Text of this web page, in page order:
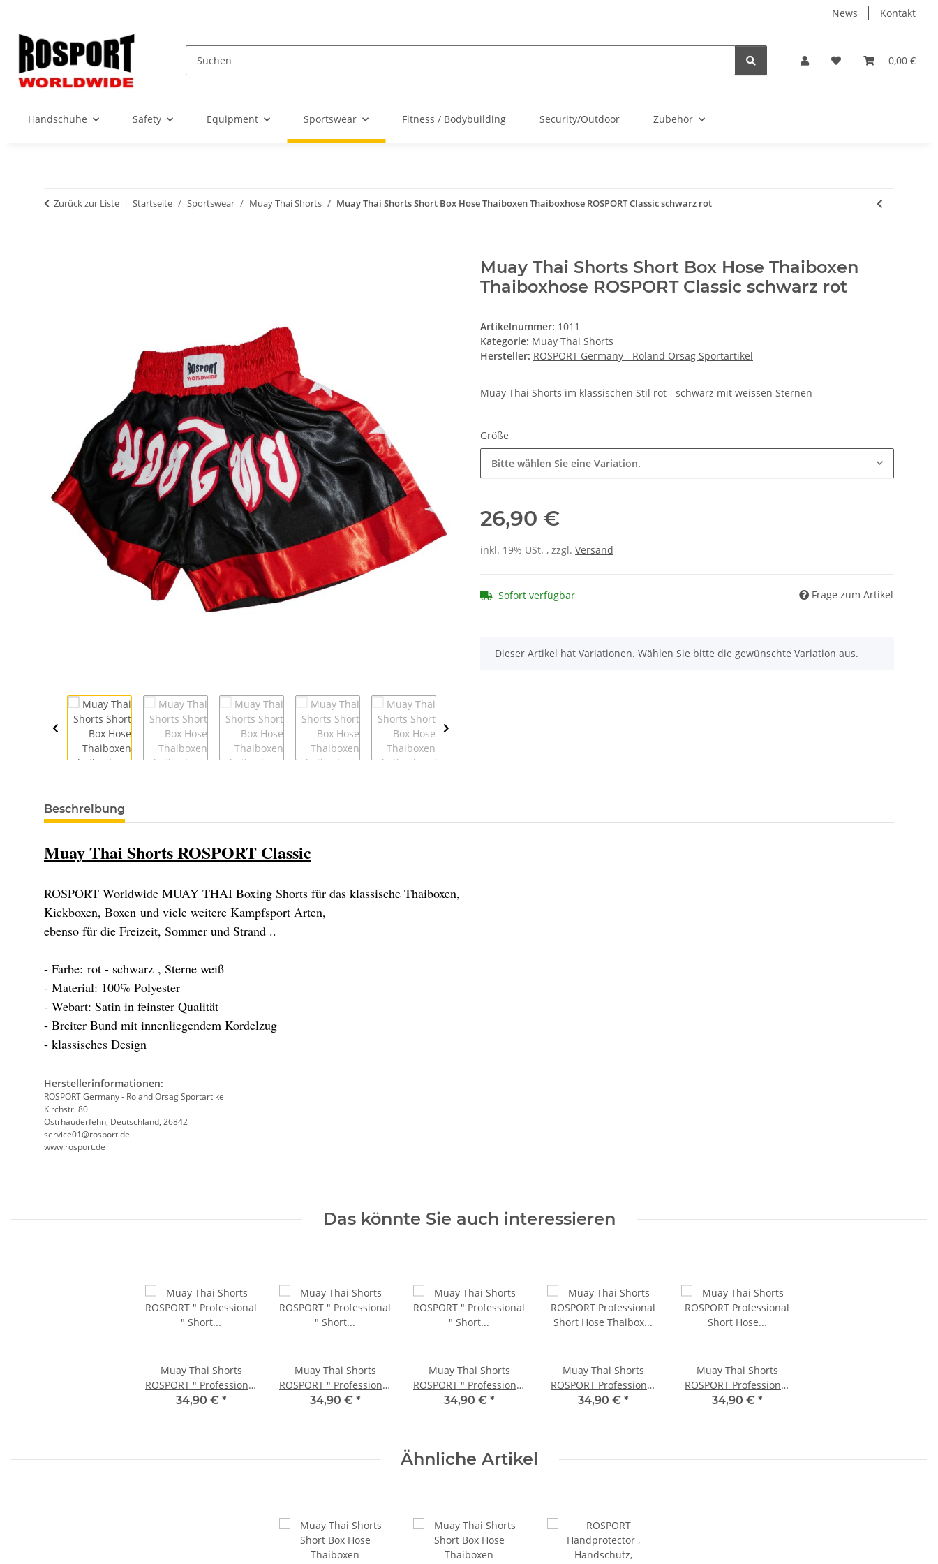
News Kontakt
0,00 €
Handschuhe Safety Equipment Sportswear Fitness / Bodybuilding Security/Outdoor Zubehör
Zurück zur Liste Startseite Sportswear Muay Thai Shorts Muay Thai Shorts Short Box Hose Thaiboxen Thaiboxhose ROSPORT Classic schwarz rot
Muay Thai Shorts Short Box Hose Thaiboxen
Thaiboxhose ROSPORT Classic schwarz rot
Artikelnummer: 1011
Kategorie: Muay Thai Shorts
Hersteller: ROSPORT Germany - Roland Orsag Sportartikel
Muay Thai Shorts im klassischen Stil rot - schwarz mit weissen Sternen
Größe
Bitte wählen Sie eine Variation.
26,90 €
inkl. 19% USt. , zzgl. Versand
Sofort verfügbar Frage zum Artikel
x
Dieser Artikel hat Variationen. Wählen Sie bitte die gewünschte Variation aus.
Beschreibung
Muay Thai Shorts ROSPORT Classic
ROSPORT Worldwide MUAY THAI Boxing Shorts für das klassische Thaiboxen,
Kickboxen, Boxen und viele weitere Kampfsport Arten,
ebenso für die Freizeit, Sommer und Strand ..
- Farbe: rot - schwarz , Sterne weiß
- Material: 100% Polyester
- Webart: Satin in feinster Qualität
- Breiter Bund mit innenliegendem Kordelzug
- klassisches Design
Herstellerinformationen:
ROSPORT Germany - Roland Orsag Sportartikel
Kirchstr. 80
Ostrhauderfehn, Deutschland, 26842
service01@rosport.de
www.rosport.de
Das könnte Sie auch interessieren
Muay Thai Shorts
ROSPORT " Professional
" Short Hose
34,90 € *
Muay Thai Shorts
ROSPORT " Professional
" Short Hose
34,90 € *
Muay Thai Shorts
ROSPORT " Professional
" Short Hose
34,90 € *
Muay Thai Shorts
ROSPORT Professional
Short Hose Thaibox
34,90 € *
Muay Thai Shorts
ROSPORT Professional
Short Hose
34,90 € *
Ähnliche Artikel